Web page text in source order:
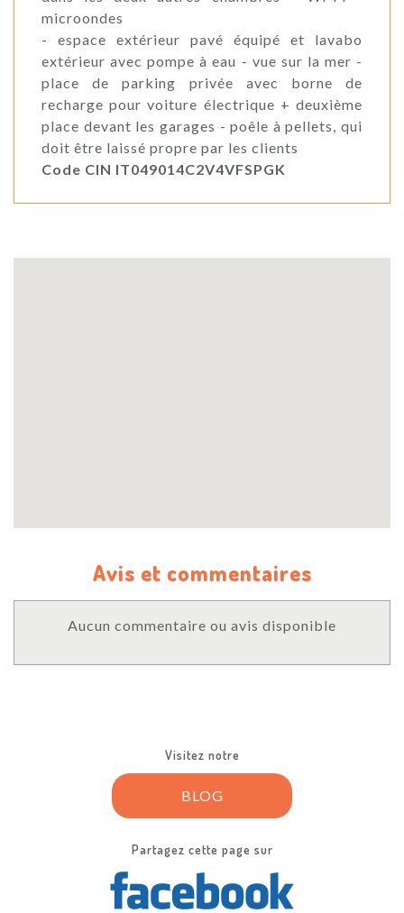
microondes
- espace extérieur pavé équipé et lavabo
extérieur avec pompe à eau - vue sur la mer -
place de parking privée avec borne de
recharge pour voiture électrique + deuxième
place devant les garages - poêle à pellets, qui
doit être laissé propre par les clients
Code CIN IT049014C2V4VFSPGK
Avis et commentaires
Aucun commentaire ou avis disponible
Visitez notre
BLOG
Partagez cette page sur